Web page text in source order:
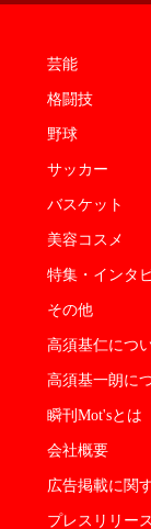
芸能
格闘技
野球
サッカー
バスケット
美容コスメ
特集・インタ
その他
高須基仁につ
高須基一朗に
瞬刊Mot'sとは
会社概要
広告掲載に関
プレスリリー